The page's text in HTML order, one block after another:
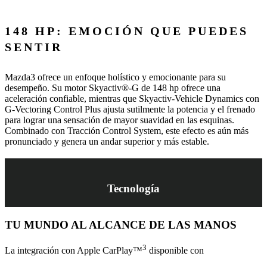
148 HP: EMOCIÓN QUE PUEDES
SENTIR
Mazda3 ofrece un enfoque holístico y emocionante para su
desempeño. Su motor Skyactiv®-G de 148 hp ofrece una
aceleración confiable, mientras que Skyactiv-Vehicle Dynamics con
G-Vectoring Control Plus ajusta sutilmente la potencia y el frenado
para lograr una sensación de mayor suavidad en las esquinas.
Combinado con Tracción Control System, este efecto es aún más
pronunciado y genera un andar superior y más estable.
Tecnología
TU MUNDO AL ALCANCE DE LAS MANOS
La integración con Apple CarPlay™3 disponible con